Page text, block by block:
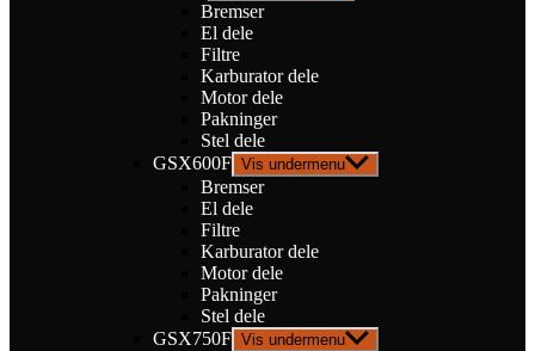
Bremser
El dele
Filtre
Karburator dele
Motor dele
Pakninger
Stel dele
GSX600F Vis undermenu
Bremser
El dele
Filtre
Karburator dele
Motor dele
Pakninger
Stel dele
GSX750F Vis undermenu